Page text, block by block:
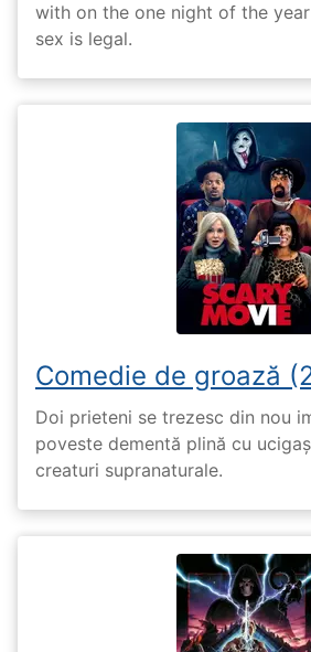
with on the one night of the
sex is legal.
Comedie de groază
Doi prieteni se trezesc din nou
poveste dementă plină cu
creaturi supranaturale.